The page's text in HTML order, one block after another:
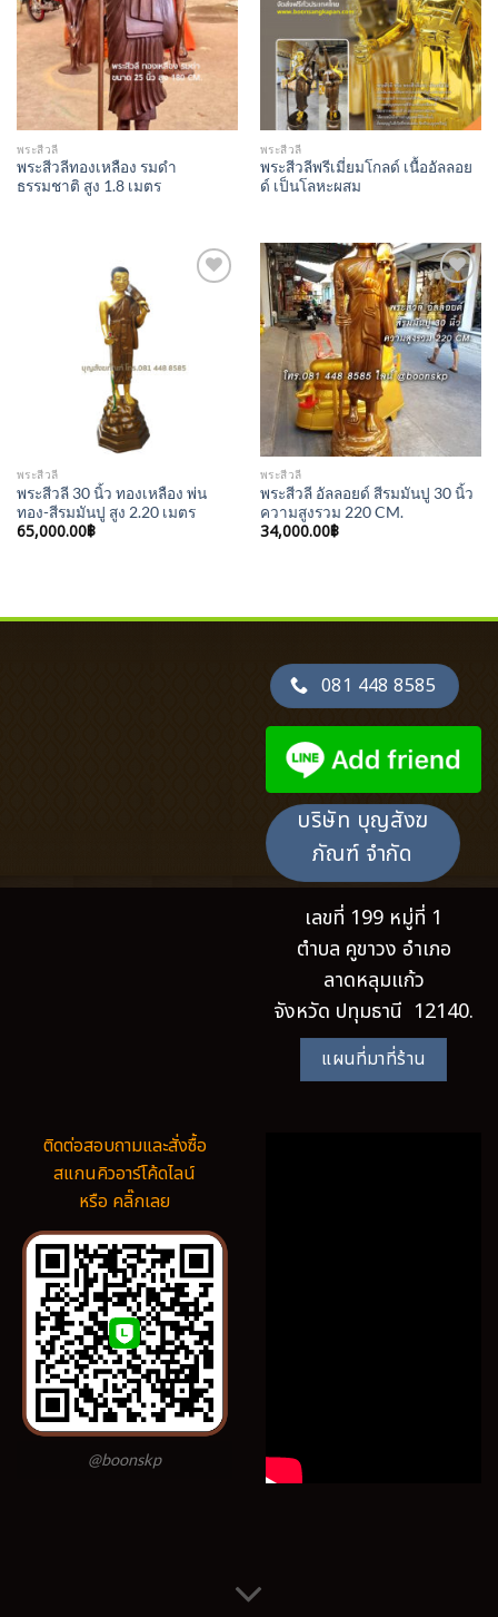
พระสีวลี
พระสีวลีทองเหลือง รมดำ
ธรรมชาติ สูง 1.8 เมตร
พระสีวลี
พระสีวลีพรีเมี่ยมโกลด์ เนื้ออัลลอย
ด์ เป็นโลหะผสม
พระสีวลี
พระสีวลี 30 นิ้ว ทองเหลือง พ่น
ทอง-สีรมมันปู สูง 2.20 เมตร
65,000.00฿
Add to
Wishlist
พระสีวลี
พระสีวลี อัลลอยด์ สีรมมันปู 30 นิ้ว
ความสูงรวม 220 CM.
34,000.00฿
081 448 8585
บริษัท บุญสังฆ
ภัณฑ์ จำกัด
เลขที่ 199 หมู่ที่ 1
ตำบล คูขาวง อำเภอ
ลาดหลุมแก้ว
จังหวัด ปทุมธานี 12140.
แผนที่มาที่ร้าน
ติดต่อสอบถามและสั่งซื้อ
สแกนคิวอาร์โค้ดไลน์
หรือ คลิ๊กเลย
@boonskp